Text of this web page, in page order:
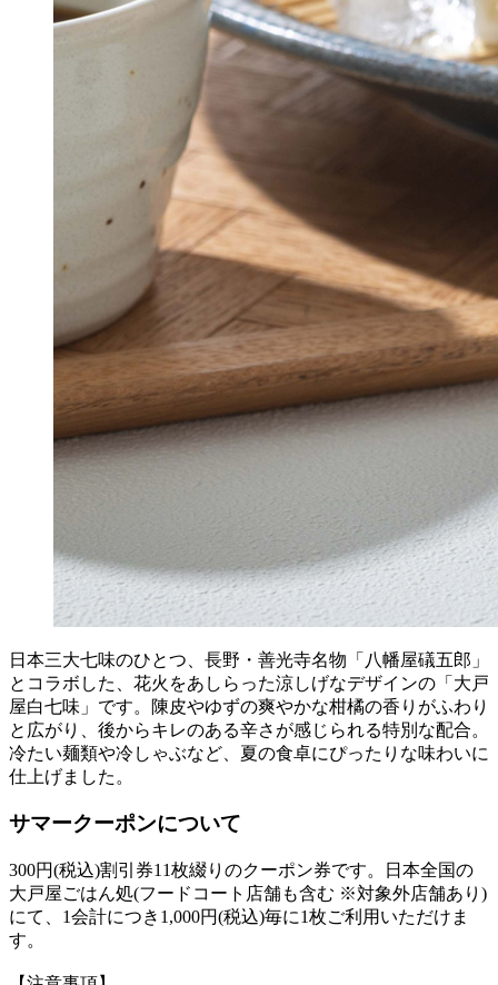
日本三大七味のひとつ、長野・善光寺名物「八幡屋礒五郎」
とコラボした、花火をあしらった涼しげなデザインの「大戸
屋白七味」です。陳皮やゆずの爽やかな柑橘の香りがふわり
と広がり、後からキレのある辛さが感じられる特別な配合。
冷たい麺類や冷しゃぶなど、夏の食卓にぴったりな味わいに
仕上げました。
サマークーポンについて
300円(税込)割引券11枚綴りのクーポン券です。日本全国の
大戸屋ごはん処(フードコート店舗も含む ※対象外店舗あり)
にて、1会計につき1,000円(税込)毎に1枚ご利用いただけま
す。